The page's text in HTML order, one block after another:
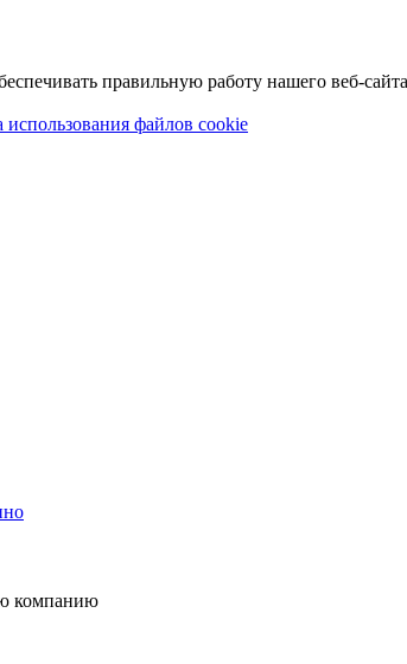
правильную работу нашего веб-
использования файлов cookie
компанию